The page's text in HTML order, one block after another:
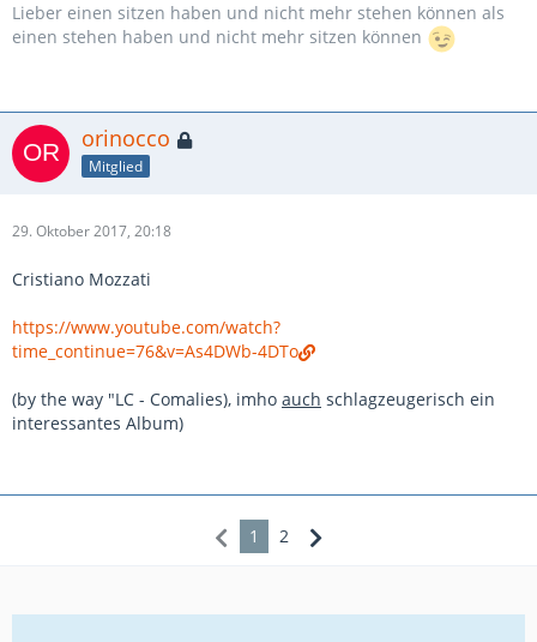
Lieber einen sitzen haben und nicht mehr stehen können als
einen stehen haben und nicht mehr sitzen können
orinocco
Mitglied
29. Oktober 2017, 20:18
Cristiano Mozzati
https://www.youtube.com/watch?
time_continue=76&v=As4DWb-4DTo
(by the way "LC - Comalies), imho auch schlagzeugerisch ein
interessantes Album)
1 2